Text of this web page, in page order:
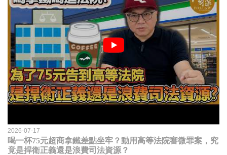
2026-07-17
喝一杯75元超商拿鐵差點坐牢？動用高等法院審微罪案，究
竟是捍衛正義還是浪費司法資源？